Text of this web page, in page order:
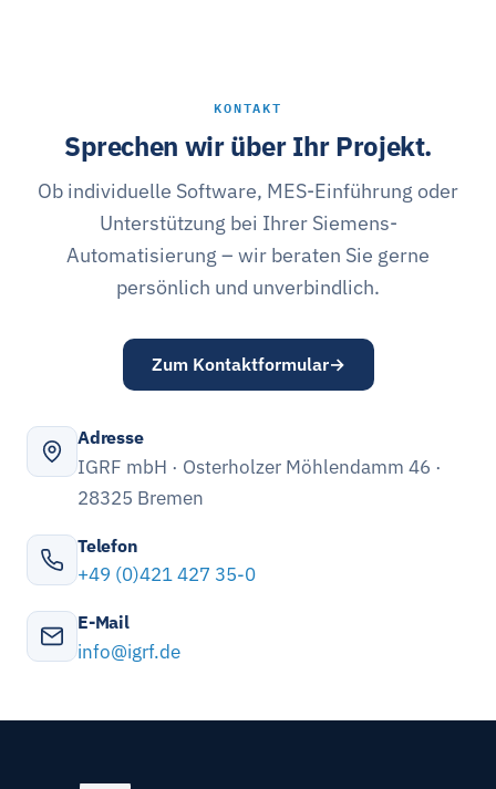
KONTAKT
Sprechen wir über Ihr Projekt.
Ob individuelle Software, MES-Einführung oder
Unterstützung bei Ihrer Siemens-
Automatisierung – wir beraten Sie gerne
persönlich und unverbindlich.
Zum Kontaktformular
Adresse
IGRF mbH · Osterholzer Möhlendamm 46 ·
28325 Bremen
Telefon
+49 (0)421 427 35-0
E-Mail
info@igrf.de